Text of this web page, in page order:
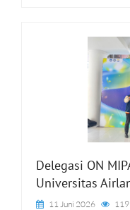
Delegasi ON
Universitas
11 Juni 2026